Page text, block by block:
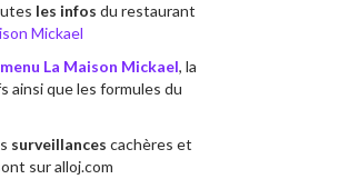
les infos du restaurant
Mickael
La Maison Mickael, la
ainsi que les formules du
surveillances cachères et
sur alloj.com